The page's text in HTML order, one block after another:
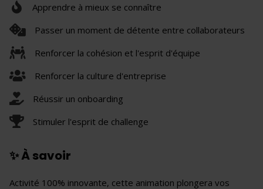
Apprendre à mieux se connaître
Passer un moment de détente entre collaborateurs
Renforcer la cohésion et l'esprit d'équipe
Renforcer la culture d'entreprise
Réussir un onboarding
Stimuler l'esprit de challenge
✨ À savoir
Activité 100% innovante, cette animation plongera vos